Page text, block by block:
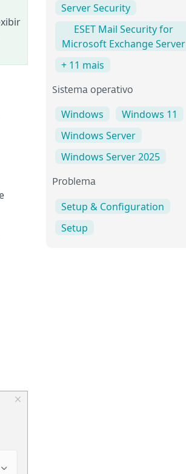
Server Security
ESET Mail Security for
Microsoft Exchange Server
+ 11 mais
Sistema operativo
Windows
Windows 11
Windows Server
Windows Server 2025
Problema
Setup & Configuration
Setup